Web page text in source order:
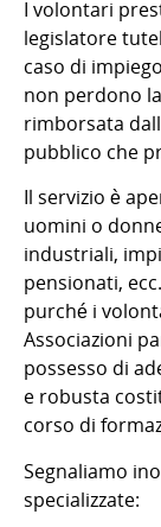
I volontari
legislatore
caso di
non perdono
rimborsata
pubblico che
Il servizio è
uomini o
industriali,
pensionati,
purché i
Associazioni
possesso di
e robusta
corso di
Segnaliamo
specializzate: